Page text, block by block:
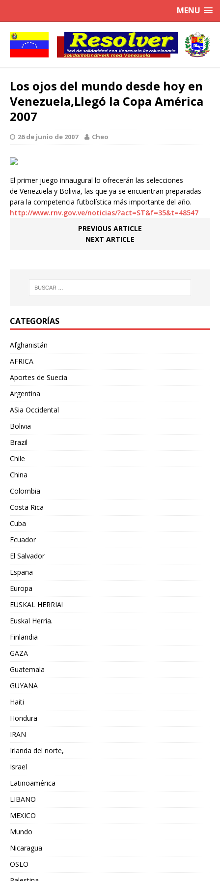
MENU
Los ojos del mundo desde hoy en
Venezuela,Llegó la Copa América
2007
26 de junio de 2007 Cheo
El primer juego innaugural lo ofrecerán las selecciones
de Venezuela y Bolivia, las que ya se encuentran preparadas
para la competencia futbolística más importante del año.
http://www.rnv.gov.ve/noticias/?act=ST&f=35&t=48547
PREVIOUS ARTICLE
NEXT ARTICLE
CATEGORÍAS
Afghanistán
AFRICA
Aportes de Suecia
Argentina
ASia Occidental
Bolivia
Brazil
Chile
China
Colombia
Costa Rica
Cuba
Ecuador
El Salvador
España
Europa
EUSKAL HERRIA!
Euskal Herria.
Finlandia
GAZA
Guatemala
GUYANA
Haiti
Hondura
IRAN
Irlanda del norte,
Israel
Latinoamérica
LIBANO
MEXICO
Mundo
Nicaragua
OSLO